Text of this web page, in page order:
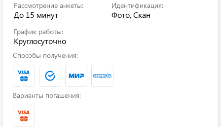
Рассмотрение анкеты:
До 15 минут
Идентификация:
Фото, Скан
График работы:
Круглосуточно
Способы получения:
Варианты погашения: